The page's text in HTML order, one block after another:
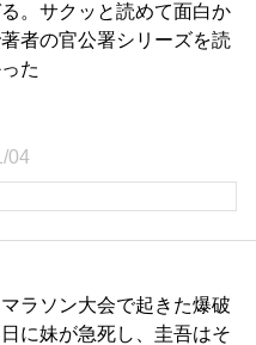
。サクッと読めて面白か
者の官公署シリーズを読
た
04
ラソン大会で起きた爆破
に妹が急死し、圭吾はそ